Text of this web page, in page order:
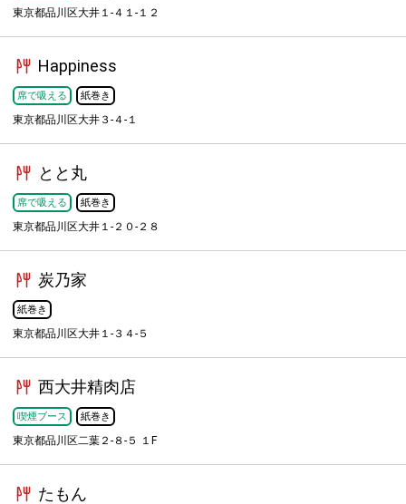
東京都品川区大井１-４１-１２
Happiness
席で吸える 紙巻き
東京都品川区大井３-４-１
とと丸
席で吸える 紙巻き
東京都品川区大井１-２０-２８
炭乃家
紙巻き
東京都品川区大井１-３４-５
西大井精肉店
喫煙ブース 紙巻き
東京都品川区二葉２-８-５ １F
たもん